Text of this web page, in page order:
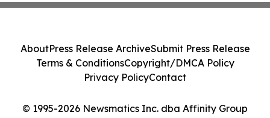
© 1995-2026 Newsmatics Inc. dba Affinity Group
AboutPress Release ArchiveSubmit Press Release
Terms & ConditionsCopyright/DMCA Policy
Privacy PolicyContact